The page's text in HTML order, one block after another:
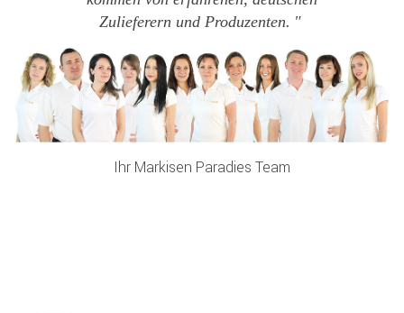
Zulieferern und Produzenten.
Ihr Markisen Paradies Team